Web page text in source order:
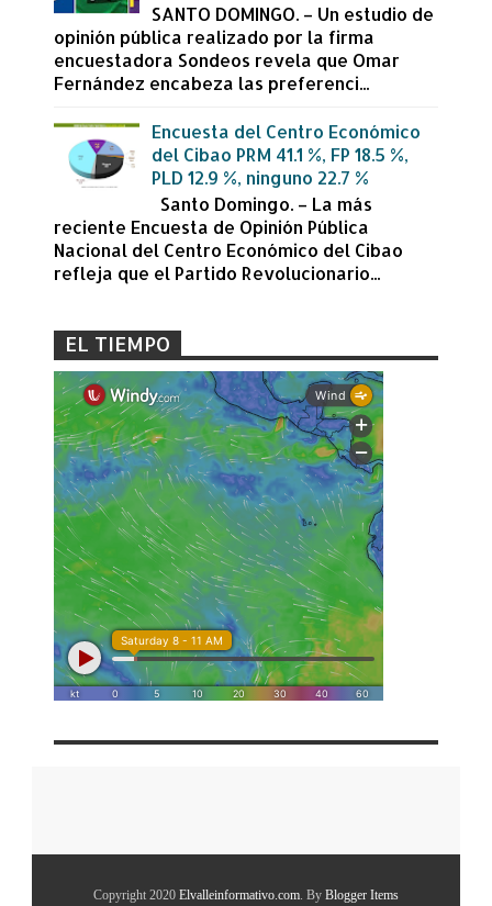
SANTO DOMINGO. – Un estudio de
opinión pública realizado por la firma
encuestadora Sondeos revela que Omar
Fernández encabeza las preferenci...
Encuesta del Centro Económico
del Cibao PRM 41.1 %, FP 18.5 %,
PLD 12.9 %, ninguno 22.7 %
Santo Domingo. – La más
reciente Encuesta de Opinión Pública
Nacional del Centro Económico del Cibao
refleja que el Partido Revolucionario...
EL TIEMPO
Copyright 2020 Elvalleinformativo.com . By Blogger Items